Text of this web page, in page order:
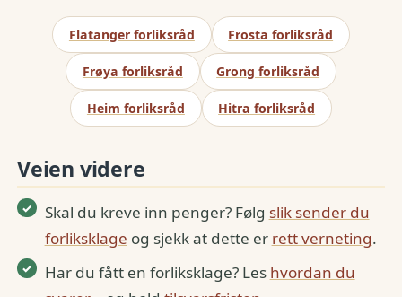
Flatanger forliksråd Frosta forliksråd
Frøya forliksråd Grong forliksråd
Heim forliksråd Hitra forliksråd
Veien videre
Skal du kreve inn penger? Følg slik sender du
forliksklage og sjekk at dette er rett verneting.
Har du fått en forliksklage? Les hvordan du